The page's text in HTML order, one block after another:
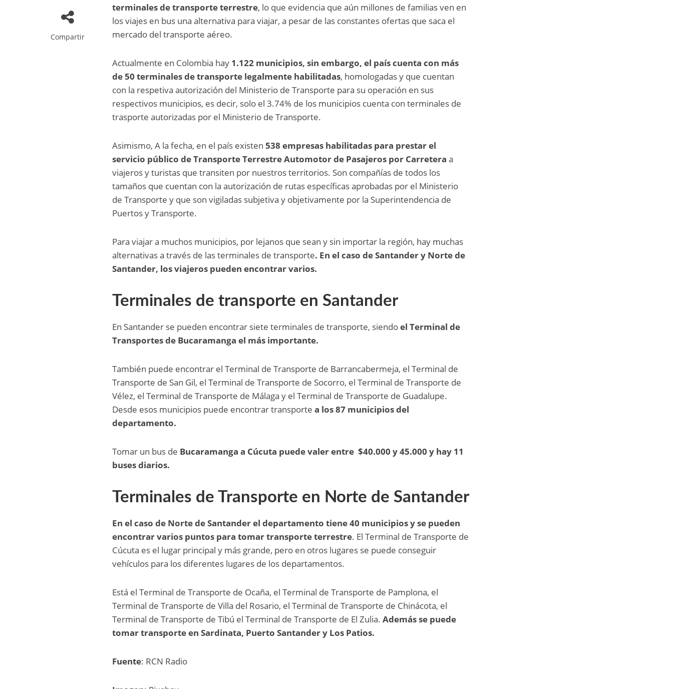
Compartir
terminales de transporte terrestre, lo que evidencia que aún millones de familias ven en
los viajes en bus una alternativa para viajar, a pesar de las constantes ofertas que saca el
mercado del transporte aéreo.
Actualmente en Colombia hay 1.122 municipios, sin embargo, el país cuenta con más
de 50 terminales de transporte legalmente habilitadas, homologadas y que cuentan
con la respetiva autorización del Ministerio de Transporte para su operación en sus
respectivos municipios, es decir, solo el 3.74% de los municipios cuenta con terminales de
trasporte autorizadas por el Ministerio de Transporte.
Asimismo, A la fecha, en el país existen 538 empresas habilitadas para prestar el
servicio público de Transporte Terrestre Automotor de Pasajeros por Carretera a
viajeros y turistas que transiten por nuestros territorios. Son compañías de todos los
tamaños que cuentan con la autorización de rutas específicas aprobadas por el Ministerio
de Transporte y que son vigiladas subjetiva y objetivamente por la Superintendencia de
Puertos y Transporte.
Para viajar a muchos municipios, por lejanos que sean y sin importar la región, hay muchas
alternativas a través de las terminales de transporte. En el caso de Santander y Norte de
Santander, los viajeros pueden encontrar varios.
Terminales de transporte en Santander
En Santander se pueden encontrar siete terminales de transporte, siendoel Terminal de
Transportes de Bucaramanga el más importante.
También puede encontrar el Terminal de Transporte de Barrancabermeja, el Terminal de
Transporte de San Gil, el Terminal de Transporte de Socorro, el Terminal de Transporte de
Vélez, el Terminal de Transporte de Málaga y el Terminal de Transporte de Guadalupe.
Desde esos municipios puede encontrar transportea los 87 municipios del
departamento.
Tomar un bus de Bucaramanga a Cúcuta puede valer entre $40.000 y 45.000 y hay 11
buses diarios.
Terminales de Transporte en Norte de Santander
En el caso de Norte de Santander el departamento tiene 40 municipios y se pueden
encontrar varios puntos para tomar transporte terrestre. El Terminal de Transporte de
Cúcuta es el lugar principal y más grande, pero en otros lugares se puede conseguir
vehículos para los diferentes lugares de los departamentos.
Está el Terminal de Transporte de Ocaña, el Terminal de Transporte de Pamplona, el
Terminal de Transporte de Villa del Rosario, el Terminal de Transporte de Chinácota, el
Terminal de Transporte de Tibú el Terminal de Transporte de El Zulia.Además se puede
tomar transporte en Sardinata, Puerto Santander y Los Patios.
Fuente: RCN Radio